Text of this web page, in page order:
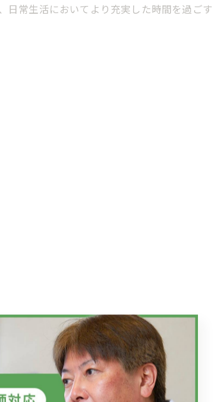
常生活においてより充実した時間を過ごす